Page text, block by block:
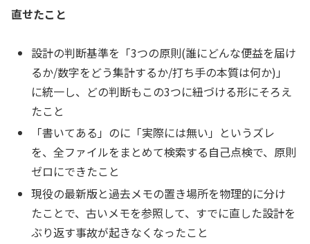
直せたこと
設計の判断基準を「3つの原則(誰にどんな便益を届け
るか/数字をどう集計するか/打ち手の本質は何か)」
に統一し、どの判断もこの3つに紐づける形にそろえ
たこと
「書いてある」のに「実際には無い」というズレ
を、全ファイルをまとめて検索する自己点検で、原則
ゼロにできたこと
現役の最新版と過去メモの置き場所を物理的に分け
たことで、古いメモを参照して、すでに直した設計を
ぶり返す事故が起きなくなったこと